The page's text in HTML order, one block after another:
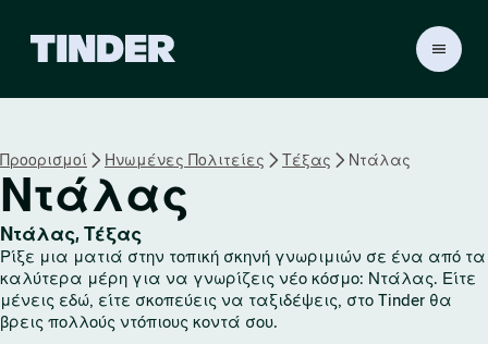
ή
σ
ε
ί
δ
α
T
Προορισμοί Ηνωμένες Πολιτείες Τέξας Ντάλας
Ντάλας
Ντάλας, Τέξας
Ρίξε μια ματιά στην τοπική σκηνή γνωριμιών σε ένα από τα
καλύτερα μέρη για να γνωρίζεις νέο κόσμο: Ντάλας. Είτε
μένεις εδώ, είτε σκοπεύεις να ταξιδέψεις, στο Tinder θα
βρεις πολλούς ντόπιους κοντά σου.